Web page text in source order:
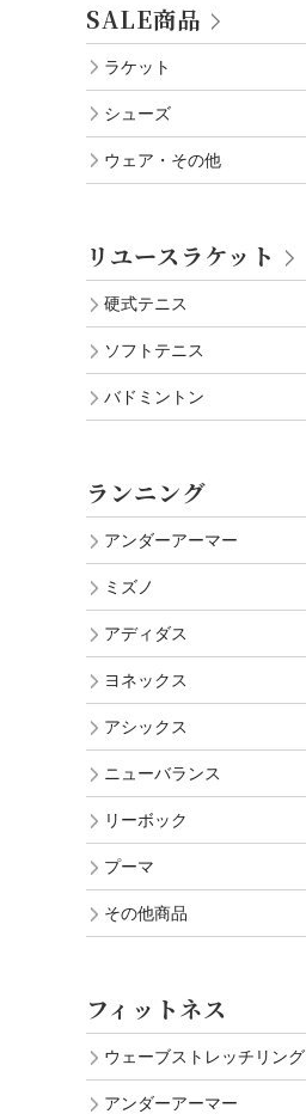
SALE商品
ラケット
シューズ
ウェア・その他
リユースラケット
硬式テニス
ソフトテニス
バドミントン
ランニング
アンダーアーマー
ミズノ
アディダス
ヨネックス
アシックス
ニューバランス
リーボック
プーマ
その他商品
フィットネス
ウェーブストレッチリング
アンダーアーマー